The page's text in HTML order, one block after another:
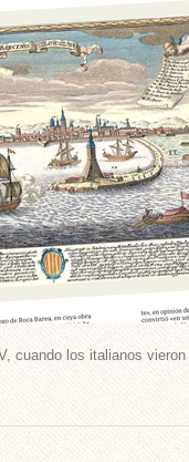
cuando los italianos